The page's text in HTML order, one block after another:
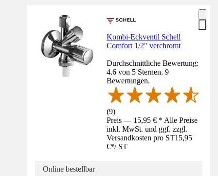
Kombi-Eckventil Schell
Comfort 1/2" verchromt
Durchschnittliche Bewertung:
4.6 von 5 Sternen. 9
Bewertungen.
(9)
Preis — 15,95 € * Alle Preise
inkl. MwSt. und ggf. zzgl.
Versandkosten pro ST15,95
€*/ ST
Online bestellbar